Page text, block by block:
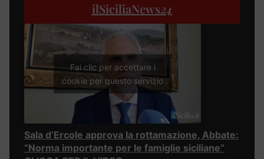
ilSiciliaNews24
Fai clic per accettare i
cookie per questo servizio
Sala d’Ercole approva la rottamazione, Abbate:
“Norma importante per le famiglie siciliane”